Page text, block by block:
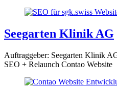
Seegarten Klinik AG
Auftraggeber: Seegarten Klinik
SEO + Relaunch Contao Website